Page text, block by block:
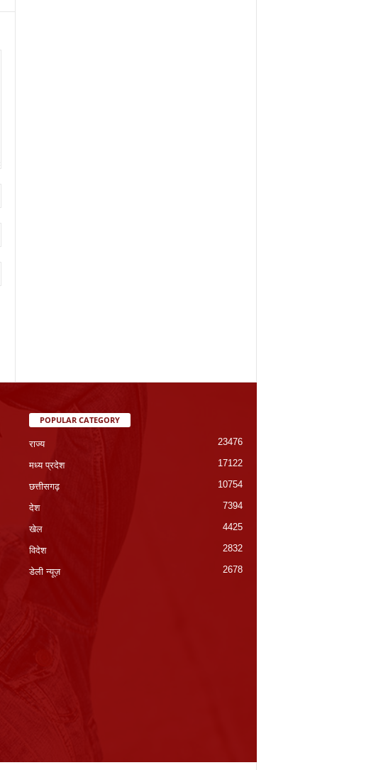
POPULAR CATEGORY
राज्य 23476
मध्य प्रदेश 17122
छत्तीसगढ़ 10754
देश 7394
खेल 4425
विदेश 2832
डेली न्यूज़ 2678